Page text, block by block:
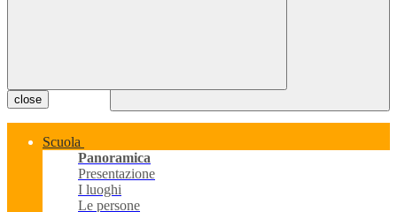
close
Scuola
Panoramica
Presentazione
I luoghi
Le persone